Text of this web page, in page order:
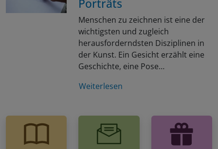
Porträts
Menschen zu zeichnen ist eine der
wichtigsten und zugleich
herausforderndsten Disziplinen in
der Kunst. Ein Gesicht erzählt eine
Geschichte, eine Pose…
Weiterlesen